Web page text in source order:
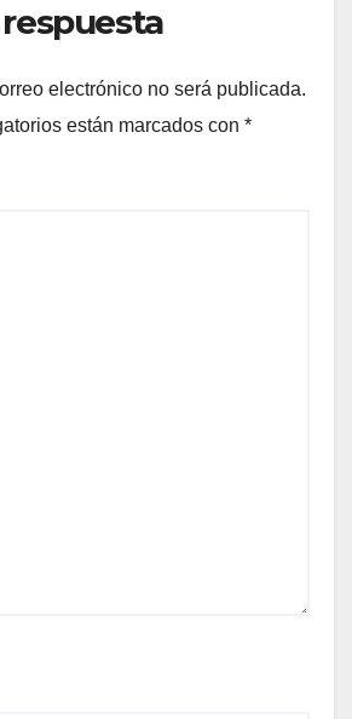
electrónico no será publicada.
están marcados con *